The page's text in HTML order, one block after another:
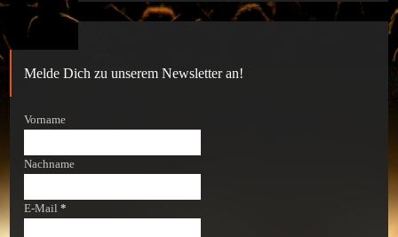
Melde Dich zu unserem Newsletter an!
Vorname
Nachname
E-Mail *